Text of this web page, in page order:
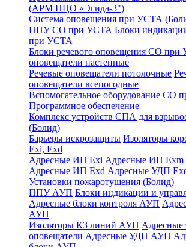
(АРМ ПЦО «Эгида-3")
Система оповещения при УСТА
ППУ СО при УСТА Блоки
при УСТА
Блоки речевого оповещения СО при
оповещатели настенные
Речевые оповещатели потолочные
оповещатели всепогодные
Вспомогательное оборудование СО
Программное обеспечение
Комплекс устройств СПА для
(Болид)
Барьеры искрозащиты Изоляторы
Exi, Exd
Адресные ИП Exi Адресные ИП Exm
Адресные ИП Exd Адресные УДП
Установки пожаротушения (Болид)
ППУ АУП Блоки индикации и
Адресные блоки контроля АУП
АУП
Изоляторы КЗ линий АУП Адресные
оповещатели Адресные УДП АУП